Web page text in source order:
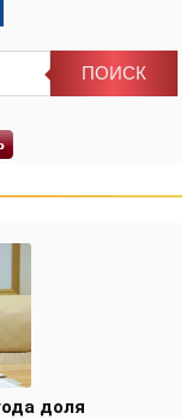
доля